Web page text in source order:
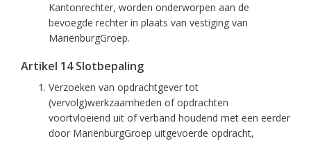
Kantonrechter, worden onderworpen aan de
bevoegde rechter in plaats van vestiging van
MariënburgGroep.
Artikel 14 Slotbepaling
Verzoeken van opdrachtgever tot
(vervolg)werkzaamheden of opdrachten
voortvloeiend uit of verband houdend met een eerder
door MariënburgGroep uitgevoerde opdracht,